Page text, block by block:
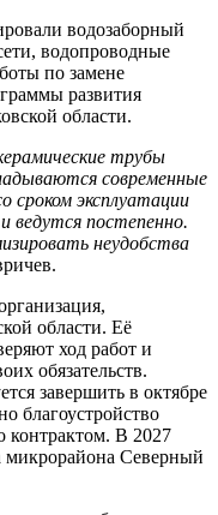
водозаборный
водопроводные
по замене
развития
области.
трубы
современные
сроком эксплуатации
ведутся постепенно.
неудобства
области. Её
ход работ и
обязательств.
завершить в октябре
благоустройство
контрактом. В 2027
микрорайона Северный